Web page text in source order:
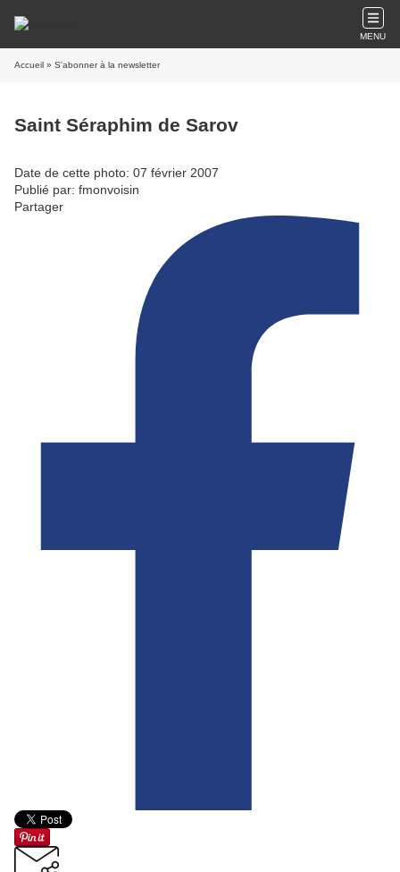
MENU
Accueil » S'abonner à la newsletter
Saint Séraphim de Sarov
Date de cette photo: 07 février 2007
Publié par: fmonvoisin
Partager